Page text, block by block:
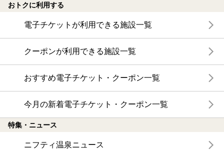
おトクに利用する
電子チケットが利用できる施設一覧
クーポンが利用できる施設一覧
おすすめ電子チケット・クーポン一覧
今月の新着電子チケット・クーポン一覧
特集・ニュース
ニフティ温泉ニュース